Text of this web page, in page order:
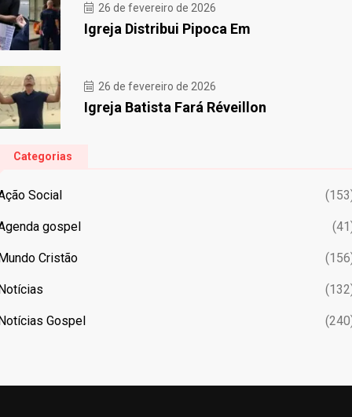
26 de fevereiro de 2026
Igreja Distribui Pipoca Em
26 de fevereiro de 2026
Igreja Batista Fará Réveillon
Categorias
Social
gospel
Cristão
Gospel